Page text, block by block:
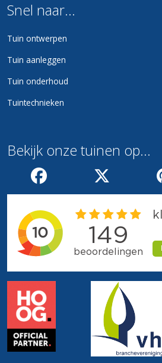
Snel naar...
Tuin ontwerpen
Tuin aanleggen
Tuin onderhoud
Tuintechnieken
Bekijk onze tuinen op...